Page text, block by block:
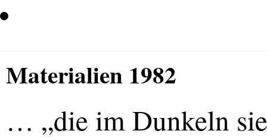
Materialien 1982
… „die im Dunkeln